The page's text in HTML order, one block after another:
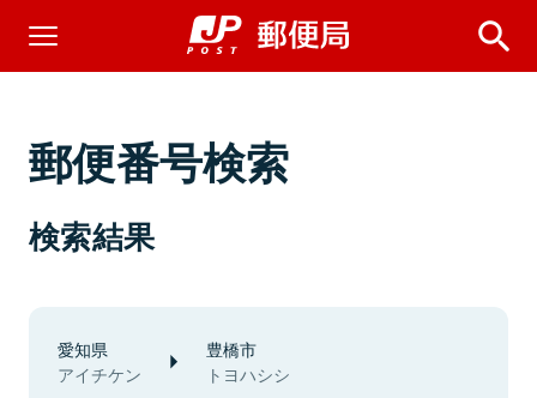
郵便番号検索
検索結果
愛知県
アイチケン
豊橋市
トヨハシシ